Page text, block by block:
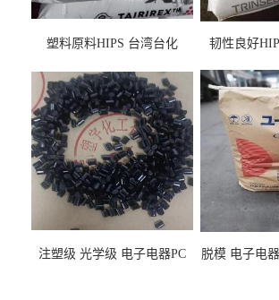
塑料原料HIPS 台湾台化
用料
韧性良好
注塑级 光学级 电子电器PC
脱模 电子电